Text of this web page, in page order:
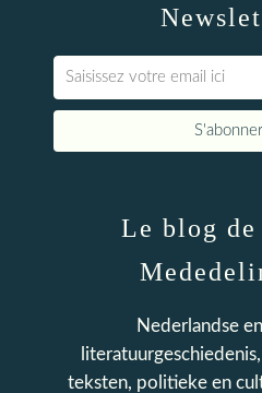
Le blog de
Nederlandse
teksten, politieke en